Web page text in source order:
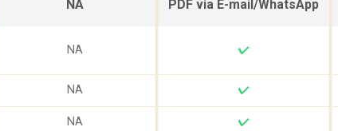
NA PDF via E-mail/WhatsApp
NA ✔
NA ✔
NA ✔